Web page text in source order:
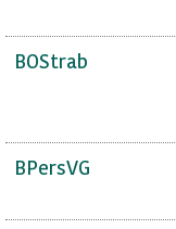
BOStrab
BPersVG